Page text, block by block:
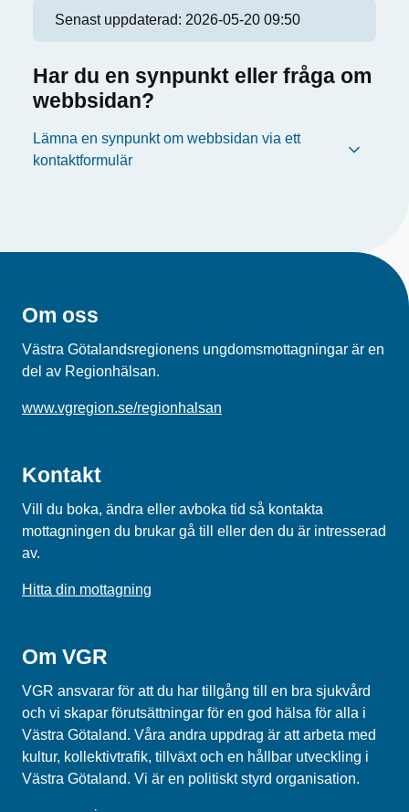
Senast uppdaterad: 2026-05-20 09:50
Har du en synpunkt eller fråga om
webbsidan?
Lämna en synpunkt om webbsidan via ett
kontaktformulär
Om oss
Västra Götalandsregionens ungdomsmottagningar är en
del av Regionhälsan.
www.vgregion.se/regionhalsan
Kontakt
Vill du boka, ändra eller avboka tid så kontakta
mottagningen du brukar gå till eller den du är intresserad
av.
Hitta din mottagning
Om VGR
VGR ansvarar för att du har tillgång till en bra sjukvård
och vi skapar förutsättningar för en god hälsa för alla i
Västra Götaland. Våra andra uppdrag är att arbeta med
kultur, kollektivtrafik, tillväxt och en hållbar utveckling i
Västra Götaland. Vi är en politiskt styrd organisation.